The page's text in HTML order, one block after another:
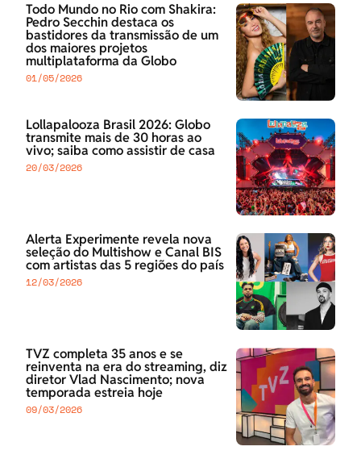
Todo Mundo no Rio com Shakira:
Pedro Secchin destaca os
bastidores da transmissão de um
dos maiores projetos
multiplataforma da Globo
01/05/2026
Lollapalooza Brasil 2026: Globo
transmite mais de 30 horas ao
vivo; saiba como assistir de casa
20/03/2026
Alerta Experimente revela nova
seleção do Multishow e Canal BIS
com artistas das 5 regiões do país
12/03/2026
TVZ completa 35 anos e se
reinventa na era do streaming, diz
diretor Vlad Nascimento; nova
temporada estreia hoje
09/03/2026